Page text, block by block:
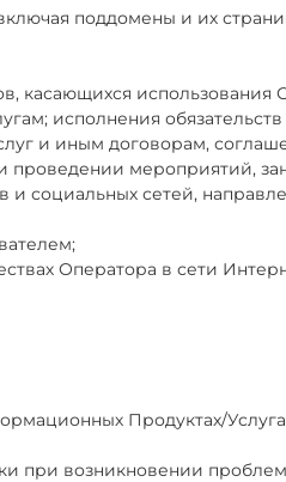
поддомены и их
использования
исполнения
и иным договорам,
мероприятий,
социальных сетей,
Оператора в сети
Продуктах/
при возникновении